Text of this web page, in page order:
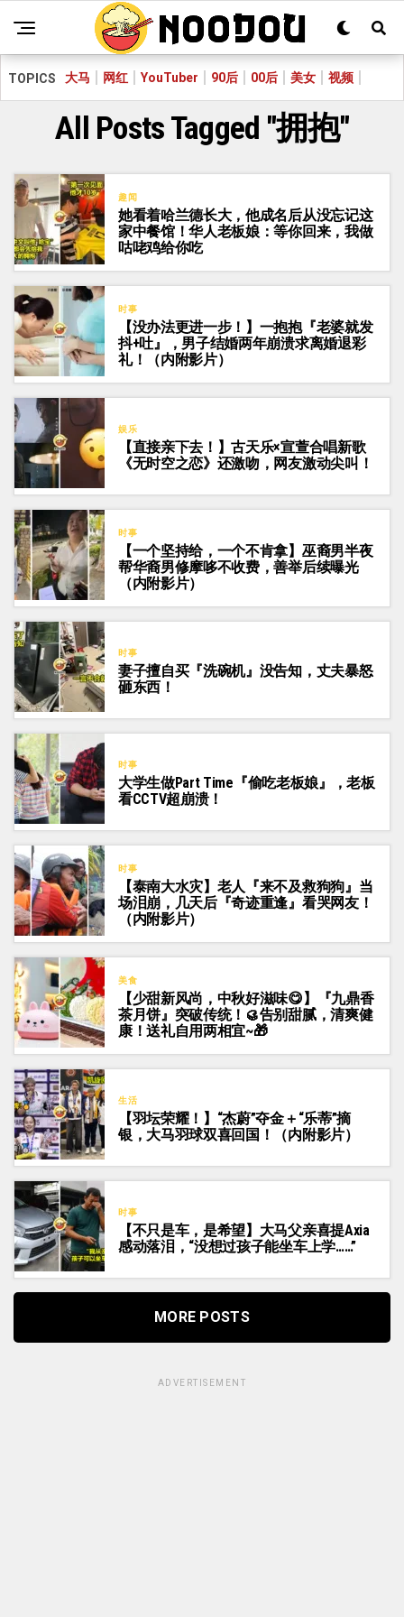
TOPICS 大马 网红 YouTuber 90后 00后 美女 视频
All Posts Tagged "拥抱"
趣闻
她看着哈兰德长大，他成名后从没忘记这
家中餐馆！华人老板娘：等你回来，我做
咕咾鸡给你吃
时事
【没办法更进一步！】一抱抱『老婆就发
抖+吐』，男子结婚两年崩溃求离婚退彩
礼！（内附影片）
娱乐
【直接亲下去！】古天乐×宣萱合唱新歌
《无时空之恋》还激吻，网友激动尖叫！
时事
【一个坚持给，一个不肯拿】巫裔男半夜
帮华裔男修摩哆不收费，善举后续曝光
（内附影片）
时事
妻子擅自买『洗碗机』没告知，丈夫暴怒
砸东西！
时事
大学生做Part Time『偷吃老板娘』，老板
看CCTV超崩溃！
时事
【泰南大水灾】老人『来不及救狗狗』当
场泪崩，几天后『奇迹重逢』看哭网友！
（内附影片）
美食
【少甜新风尚，中秋好滋味😋】『九鼎香
茶月饼』突破传统！🥮告别甜腻，清爽健
康！送礼自用两相宜~🎁
生活
【羽坛荣耀！】“杰蔚”夺金＋“乐蒂”摘
银，大马羽球双喜回国！（内附影片）
时事
【不只是车，是希望】大马父亲喜提Axia
感动落泪，“没想过孩子能坐车上学……”
MORE POSTS
ADVERTISEMENT